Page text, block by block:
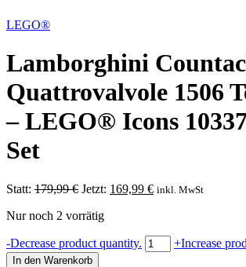
LEGO®
Lamborghini
Quattrovalvole 1506
– LEGO® Icons
Set
Statt: 179,99€ Ursprünglicher
war:
Jetzt: 169,99 €Aktueller
inkl. MwSt
Nur noch 2 vorrätig
-Decrease product quantity. Lamborghini
Countach
+Increase
In den Warenkorb